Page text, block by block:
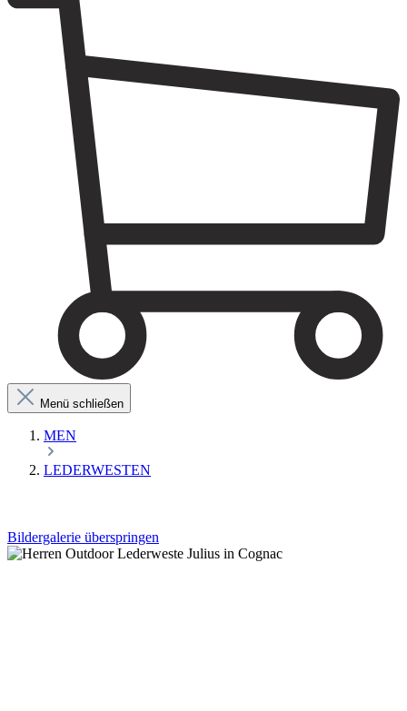
Menü schließen
MEN
LEDERWESTEN
Bildergalerie überspringen